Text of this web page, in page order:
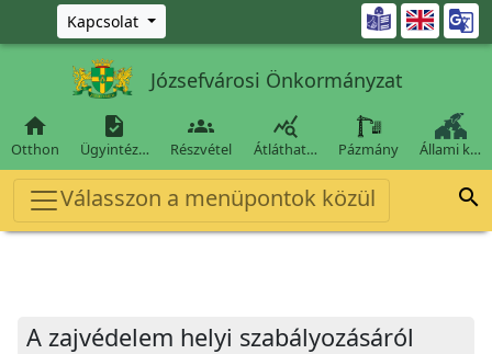
Ugrás a fő tartalomra
Kapcsolat 
Józsefvárosi Önkormányzat

Otthon

Ügyintéz…

Részvétel

Átláthat… Pázmány Állami k…
Válasszon a menüpontok közül 
A zajvédelem helyi szabályozásáról